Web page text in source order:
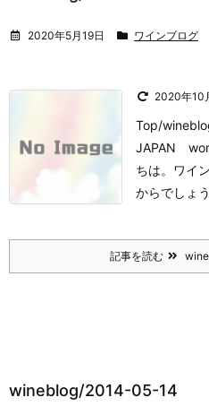
2020年5月19日 ワインブログ
2020年10
Top/
JAPAN
ちは。 ワイ
からでしょう
記事を読む
wineblog/2014-05-14